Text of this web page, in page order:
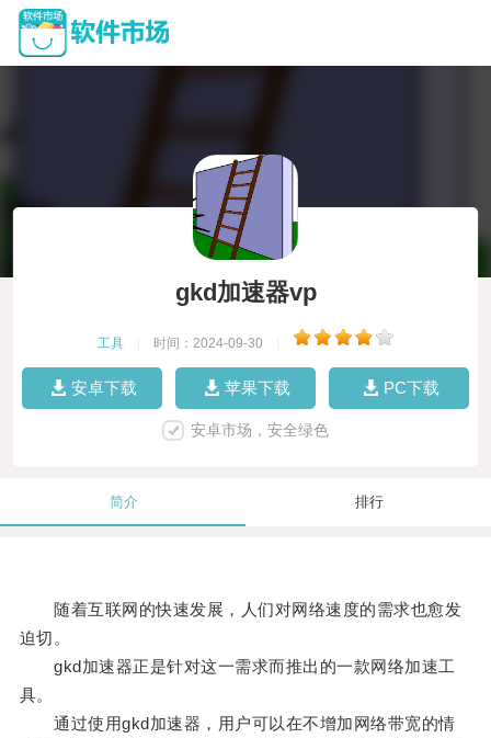
gkd加速器vp
工具 时间：2024-09-30
安卓下载 苹果下载 PC下载
安卓市场，安全绿色
简介 排行
随着互联网的快速发展，人们对网络速度的需求也愈发
迫切。
gkd加速器正是针对这一需求而推出的一款网络加速工
具。
通过使用gkd加速器，用户可以在不增加网络带宽的情